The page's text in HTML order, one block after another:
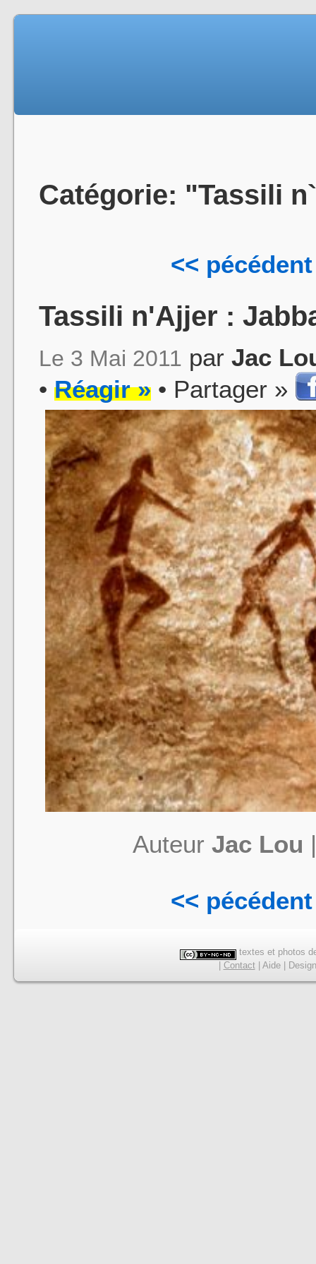
Catégorie: "Tassili
<< pécédent
Tassili n'Ajjer :
Le 3 Mai 2011 par Jac
• Réagir » • Partager »
Auteur Jac Lou
<< pécédent
textes et photos
Contact| Aide| Design